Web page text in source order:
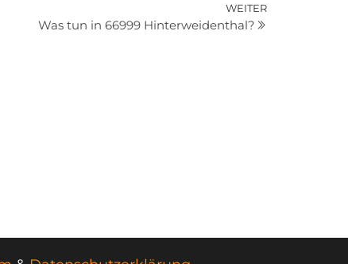
Nächster
WEITER
Was tun in 66999 Hinterweidenthal?